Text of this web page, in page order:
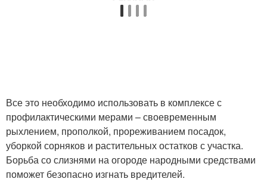
Все это необходимо использовать в комплексе с
профилактическими мерами – своевременным
рыхлением, прополкой, прореживанием посадок,
уборкой сорняков и растительных остатков с участка.
Борьба со слизнями на огороде народными средствами
поможет безопасно изгнать вредителей.